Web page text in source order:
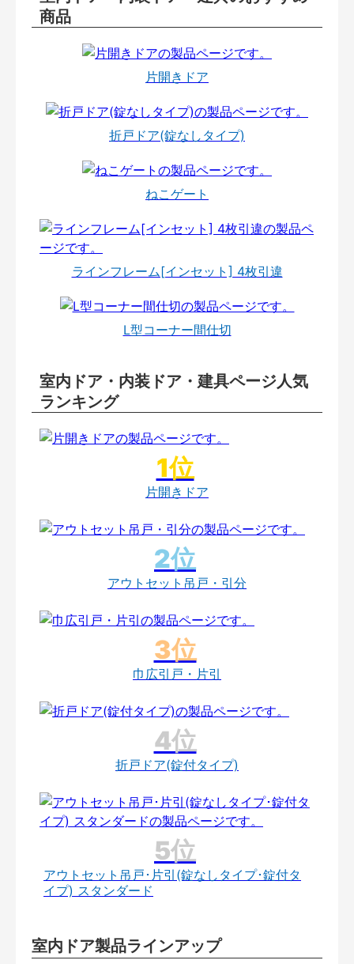
商品
片開きドア
折戸ドア(錠なしタイプ)
ねこゲート
ラインフレーム[インセット] 4枚引違
L型コーナー間仕切
室内ドア・内装ドア・建具ページ人気
ランキング
片開きドア
アウトセット吊戸・引分
巾広引戸・片引
折戸ドア(錠付タイプ)
アウトセット吊戸･片引(錠なしタイプ･錠付タ
イプ) スタンダード
室内ドア製品ラインアップ